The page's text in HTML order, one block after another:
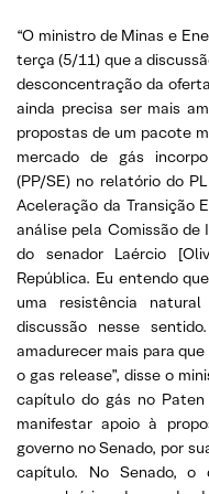
“O ministro de Minas e
terça (5/11) que a
desconcentração da
ainda precisa ser mais
propostas de um pacote
mercado de gás
(PP/SE) no relatório do
Aceleração da Transição
análise pela Comissão de
do senador Laércio
República. Eu entendo
uma resistência
discussão nesse
amadurecer mais para
o gas release”, disse o
capítulo do gás no
manifestar apoio à
governo no Senado, por
capítulo. No Senado,